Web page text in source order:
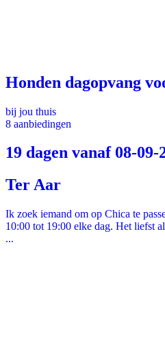
Honden dagopvang
bij jou thuis
8 aanbiedingen
19 dagen vanaf 08-09-
Ter Aar
Ik zoek iemand om op Chica te
10:00 tot 19:00 elke dag. Het liefst
...